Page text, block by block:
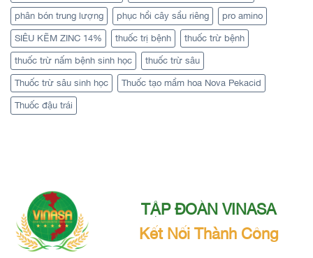
phân bón trung lượng phục hồi cây sầu riêng pro amino
SIÊU KẼM ZINC 14% thuốc trị bệnh thuốc trừ bệnh
thuốc trừ nấm bệnh sinh học thuốc trừ sâu
Thuốc trừ sâu sinh học Thuốc tạo mầm hoa Nova Pekacid
Thuốc đậu trái
TẬP ĐOÀN VINASA
Kết Nối Thành Công